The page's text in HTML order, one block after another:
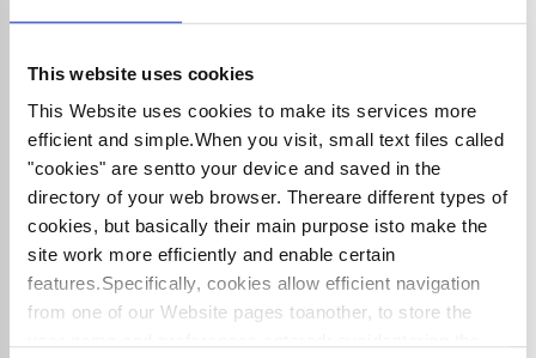
This website uses cookies
This Website uses cookies to make its services more
efficient and simple.When you visit, small text files called
"cookies" are sentto your device and saved in the
directory of your web browser. Thereare different types of
cookies, but basically their main purpose isto make the
site work more efficiently and enable certain
features.Specifically, cookies allow efficient navigation
from one of our Website pages toanother, to store the
materia di imposte dirette e indirette, Iva intracomunitaria ed
estera, Accertamento e riscossione
LINGUE PARLATE
Inglese, francese